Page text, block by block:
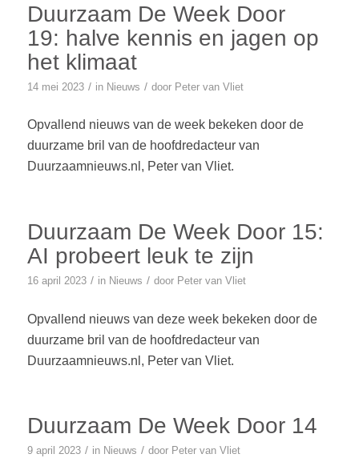
Duurzaam De Week Door
19: halve kennis en jagen op
het klimaat
14 mei 2023 / in Nieuws / door Peter van Vliet
Opvallend nieuws van de week bekeken door de
duurzame bril van de hoofdredacteur van
Duurzaamnieuws.nl, Peter van Vliet.
Duurzaam De Week Door 15:
AI probeert leuk te zijn
16 april 2023 / in Nieuws / door Peter van Vliet
Opvallend nieuws van deze week bekeken door de
duurzame bril van de hoofdredacteur van
Duurzaamnieuws.nl, Peter van Vliet.
Duurzaam De Week Door 14
9 april 2023 / in Nieuws / door Peter van Vliet